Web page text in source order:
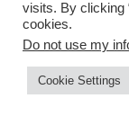
visits. By clicking
cookies.
Do not use my
Cookie Settings